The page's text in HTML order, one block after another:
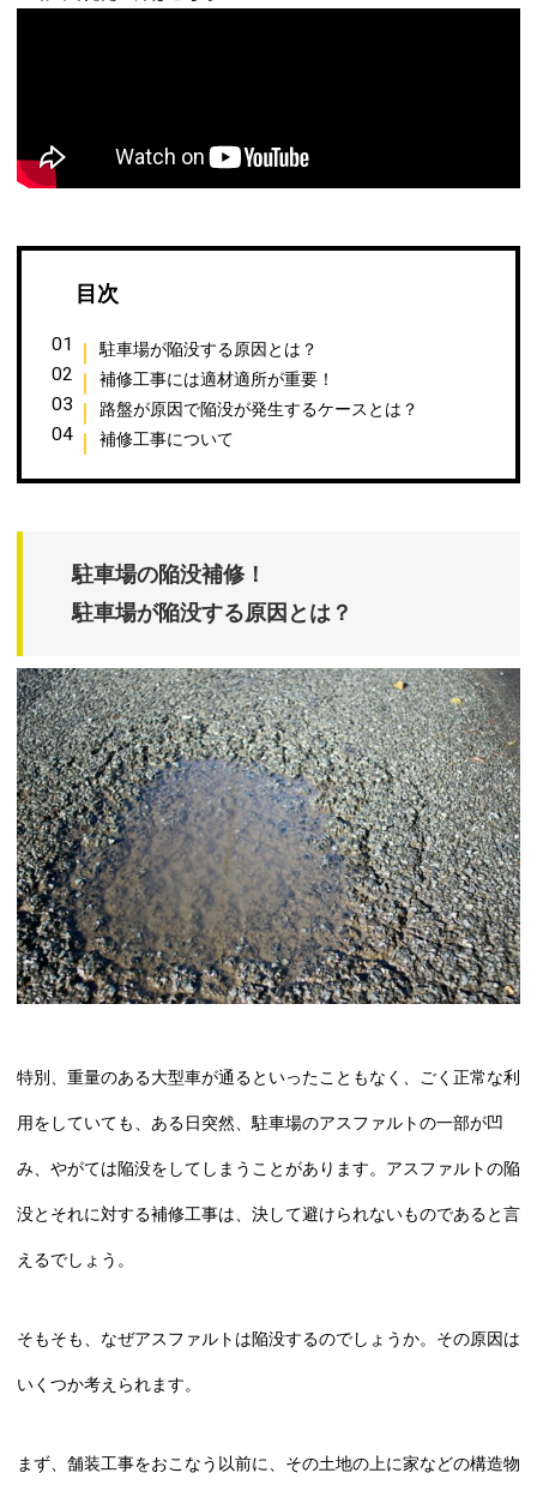
目次
駐車場が陥没する原因とは？
補修工事には適材適所が重要！
路盤が原因で陥没が発生するケースとは？
補修工事について
駐車場の陥没補修！
駐車場が陥没する原因とは？
特別、重量のある大型車が通るといったこともなく、ごく正常な利
用をしていても、ある日突然、駐車場のアスファルトの一部が凹
み、やがては陥没をしてしまうことがあります。アスファルトの陥
没とそれに対する補修工事は、決して避けられないものであると言
えるでしょう。
そもそも、なぜアスファルトは陥没するのでしょうか。その原因は
いくつか考えられます。
まず、舗装工事をおこなう以前に、その土地の上に家などの構造物